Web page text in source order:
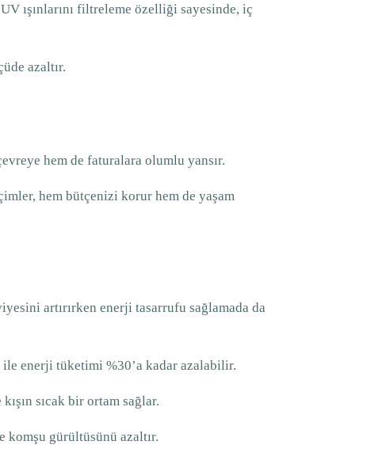
ışınlarını filtreleme özelliği sayesinde, iç
azaltır.
hem de faturalara olumlu yansır.
hem bütçenizi korur hem de yaşam
artırırken enerji tasarrufu sağlamada da
ile enerji tüketimi %30’a kadar azalabilir.
sıcak bir ortam sağlar.
komşu gürültüsünü azaltır.